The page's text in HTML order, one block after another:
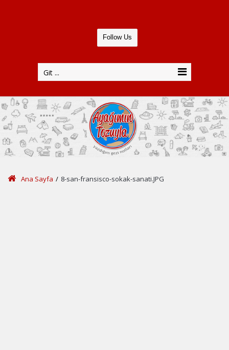
Follow Us
Git ...
Ana Sayfa / 8-san-fransisco-sokak-sanati.JPG